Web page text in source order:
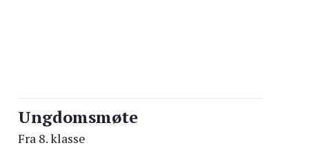
Ungdomsmøte
Fra 8. klasse